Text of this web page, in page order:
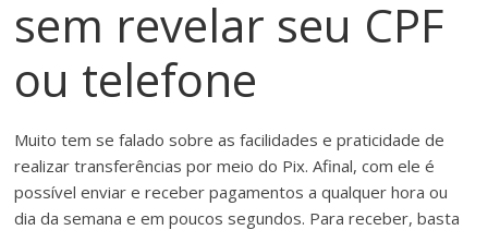
meios
de
pagamentos
sem revelar seu CPF
ou telefone
Muito tem se falado sobre as facilidades e praticidade de
realizar transferências por meio do Pix. Afinal, com ele é
possível enviar e receber pagamentos a qualquer hora ou
dia da semana e em poucos segundos. Para receber, basta